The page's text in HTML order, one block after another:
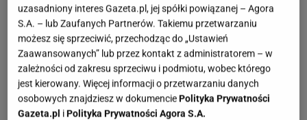
uzasadniony interes Gazeta.pl, jej spółki powiązanej – Agora
S.A. – lub Zaufanych Partnerów. Takiemu przetwarzaniu
możesz się sprzeciwić, przechodząc do „Ustawień
Zaawansowanych” lub przez kontakt z administratorem – w
zależności od zakresu sprzeciwu i podmiotu, wobec którego
jest kierowany. Więcej informacji o przetwarzaniu danych
osobowych znajdziesz w dokumencie Polityka Prywatności
Gazeta.pl i Polityka Prywatności Agora S.A.